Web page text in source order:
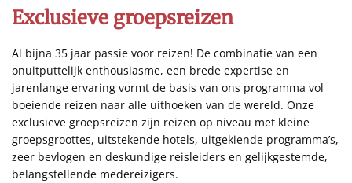
Exclusieve groepsreizen
Al bijna 35 jaar passie voor reizen! De combinatie van een
onuitputtelijk enthousiasme, een brede expertise en
jarenlange ervaring vormt de basis van ons programma vol
boeiende reizen naar alle uithoeken van de wereld. Onze
exclusieve groepsreizen zijn reizen op niveau met kleine
groepsgroottes, uitstekende hotels, uitgekiende programma’s,
zeer bevlogen en deskundige reisleiders en gelijkgestemde,
belangstellende medereizigers.